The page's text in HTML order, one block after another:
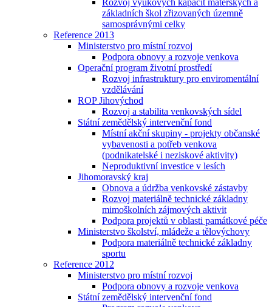
Rozvoj výukových kapacit mateřských a
základních škol zřizovaných územně
samosprávnými celky
Reference 2013
Ministerstvo pro místní rozvoj
Podpora obnovy a rozvoje venkova
Operační program životní prostředí
Rozvoj infrastruktury pro enviromentální
vzdělávání
ROP Jihovýchod
Rozvoj a stabilita venkovských sídel
Státní zemědělský intervenční fond
Místní akční skupiny - projekty občanské
vybavenosti a potřeb venkova
(podnikatelské i neziskové aktivity)
Neproduktivní investice v lesích
Jihomoravský kraj
Obnova a údržba venkovské zástavby
Rozvoj materiálně technické základny
mimoškolních zájmových aktivit
Podpora projektů v oblasti památkové péče
Ministerstvo školství, mládeže a tělovýchovy
Podpora materiálně technické základny
sportu
Reference 2012
Ministerstvo pro místní rozvoj
Podpora obnovy a rozvoje venkova
Státní zemědělský intervenční fond